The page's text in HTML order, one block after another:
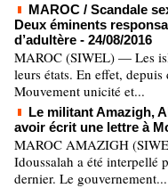
MAROC / Scandale
Deux éminents
d’adultère - 24/08/2016
MAROC (SIWEL) — Les
leurs états. En effet,
Mouvement unicité et...
Le militant Amazigh,
avoir écrit une lettre à
MAROC AMAZIGH
Idoussalah a été interpellé
dernier. Le gouvernement...